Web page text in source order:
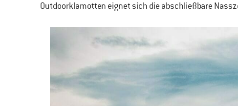
Outdoorklamotten eignet sich die abschließbare